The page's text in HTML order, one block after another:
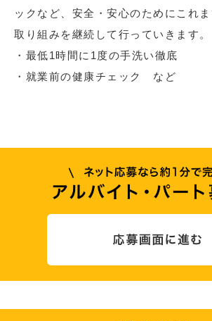
ックなど、安全・安心のためにこれ
取り組みを継続して行っていきます。
・最低1時間に1度の手洗い徹底
・就業前の健康チェック など